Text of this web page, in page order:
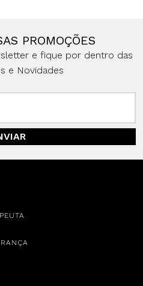
PROMOÇÕES
e fique por dentro das
e Novidades